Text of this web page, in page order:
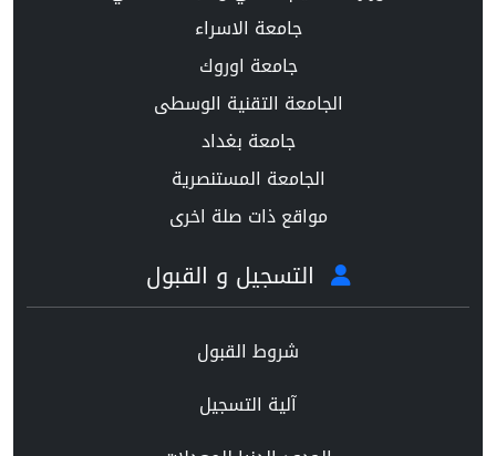
جامعة الاسراء
جامعة اوروك
الجامعة التقنية الوسطى
جامعة بغداد
الجامعة المستنصرية
مواقع ذات صلة اخرى
التسجيل و القبول
شروط القبول
آلية التسجيل